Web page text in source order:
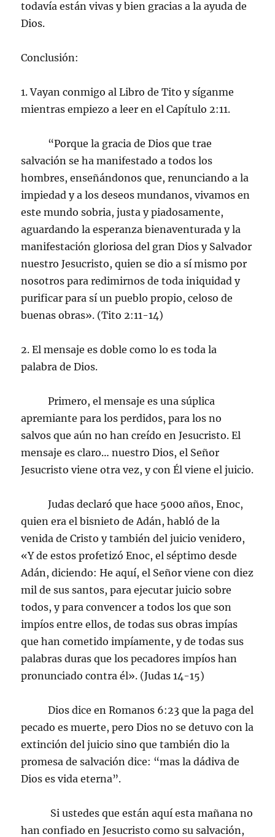
todavía están vivas y bien gracias a la ayuda de
Dios.
Conclusión:
1. Vayan conmigo al Libro de Tito y síganme
mientras empiezo a leer en el Capítulo 2:11.
“Porque la gracia de Dios que trae
salvación se ha manifestado a todos los
hombres, enseñándonos que, renunciando a la
impiedad y a los deseos mundanos, vivamos en
este mundo sobria, justa y piadosamente,
aguardando la esperanza bienaventurada y la
manifestación gloriosa del gran Dios y Salvador
nuestro Jesucristo, quien se dio a sí mismo por
nosotros para redimirnos de toda iniquidad y
purificar para sí un pueblo propio, celoso de
buenas obras». (Tito 2:11-14)
2. El mensaje es doble como lo es toda la
palabra de Dios.
Primero, el mensaje es una súplica
apremiante para los perdidos, para los no
salvos que aún no han creído en Jesucristo. El
mensaje es claro… nuestro Dios, el Señor
Jesucristo viene otra vez, y con Él viene el juicio.
Judas declaró que hace 5000 años, Enoc,
quien era el bisnieto de Adán, habló de la
venida de Cristo y también del juicio venidero,
«Y de estos profetizó Enoc, el séptimo desde
Adán, diciendo: He aquí, el Señor viene con diez
mil de sus santos, para ejecutar juicio sobre
todos, y para convencer a todos los que son
impíos entre ellos, de todas sus obras impías
que han cometido impíamente, y de todas sus
palabras duras que los pecadores impíos han
pronunciado contra él». (Judas 14-15)
Dios dice en Romanos 6:23 que la paga del
pecado es muerte, pero Dios no se detuvo con la
extinción del juicio sino que también dio la
promesa de salvación dice: “mas la dádiva de
Dios es vida eterna”.
Si ustedes que están aquí esta mañana no
han confiado en Jesucristo como su salvación,